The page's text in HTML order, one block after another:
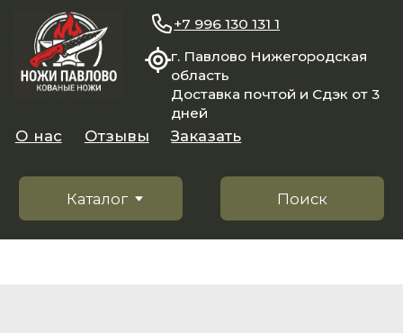
область
Доставка почтой и Сдэк от 3
Поиск
Каталог
Заказать
+7 996 130 131 1